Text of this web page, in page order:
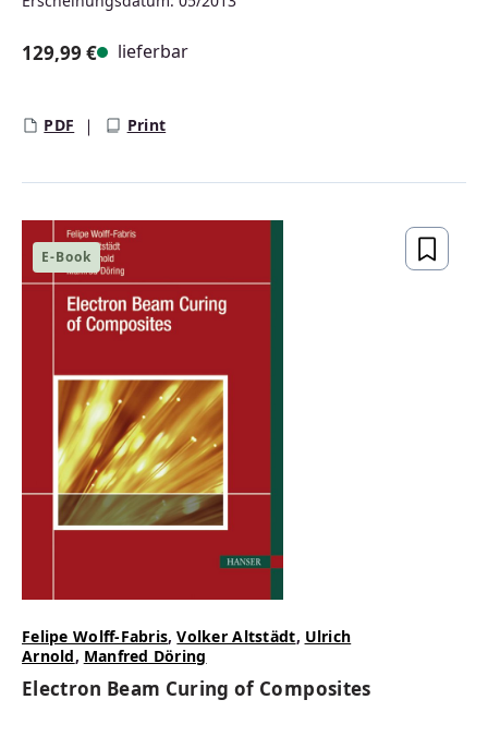
129,99 € lieferbar
PDF Print
E-Book
Felipe Wolff-Fabris,Volker Altstädt, Ulrich
Arnold, Manfred Döring
Electron Beam Curing of Composites